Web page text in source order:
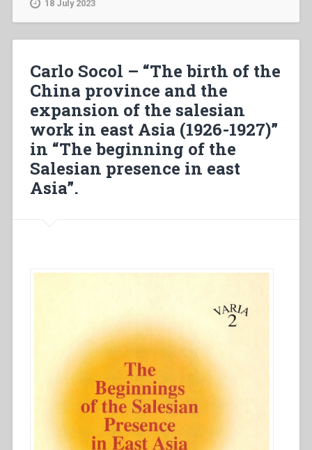
critico
a
cura
Antonio
da
Silva
Ferreira.
18 July 2023
Carlo Socol – “The birth of the
China province and the
expansion of the salesian
work in east Asia (1926-1927)”
in “The beginning of the
Salesian presence in east
Asia”.